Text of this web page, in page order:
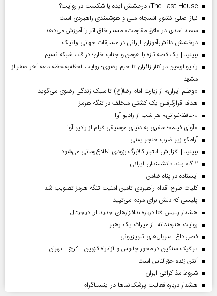
The Last House؛ درخشش ایده یا شکست در روایت؟
نیاز اصلی کشور، انسجام ملی و هوشمندی راهبردی است
سعید اسدی در «افق مقاومت» مسیر خلق اثر را آموزش می‌دهد
درخشش دانش‌آموزان ایرانی در مسابقات جهانی رباتیک
ببینید | یک قصه تازه با هومن و جناب‌ خان؛ در قاب شبکه نسیم
رادیو اربعین در کنار زائران تا حرم رضوی؛ روایت لحظه‌به‌لحظه دهه آخر صفر از
مشهد
«وطنم ایران» از زیارت امام رضا(ع) تا سبک زندگی رضوی می‌گوید
هدف قرارگرفتن یک کشتی متخلف در تنگه هرمز
«حافظ‌خوانی» هر شب از رادیو آوا
«آوای فیلم»؛ سفری به دنیای موسیقی فیلم از رادیو آوا
آرامکو زیر ضرب خنجر یمنی
ببینید | افزایش اعتبار کالابرگ بزودی اطلاع‌رسانی می‌شود
۲ گام بلند دانشمندان ایرانی
ایستاده در پناه ضامن
کلیات طرح اقدام راهبردی تامین امنیت تنگه هرمز تصویب شد
پلیسی که دلش برای مردم می‌تپید
هشدار پلیس فتا درباره بدافزار‌های جدید ارز دیجیتال
روایت هنرمندانه از میراث یک رهبر
فصل داغ سریال‌های تلویزیونی
ترافیک سنگین در محور چالوس و آزادراه قزوین ـ کرج ـ تهران
آنتن زنده حق‌الناس است
شروط مذاکراتی ایران
هشدار درباره فعالیت پزشک‌نما‌ها در اینستاگرام